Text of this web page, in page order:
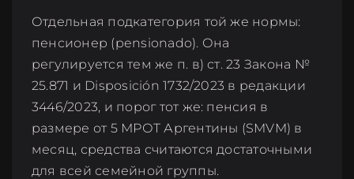
Отдельная подкатегория той же нормы:
пенсионер (pensionado). Она
регулируется тем же п. в) ст. 23 Закона №
25.871 и Disposición 1732/2023 в редакции
3446/2023, и порог тот же: пенсия в
размере от 5 МРОТ Аргентины (SMVM) в
месяц, средства считаются достаточными
для всей семейной группы.